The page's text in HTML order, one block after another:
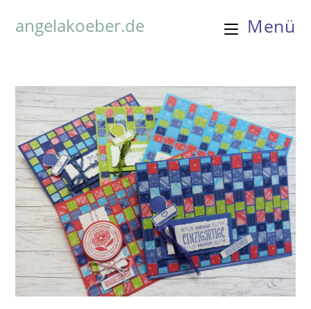
angelakoeber.de Menü